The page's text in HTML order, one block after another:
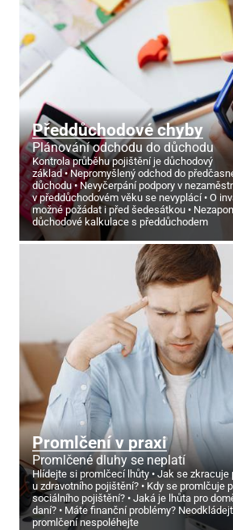
Předdůchodové chyby
Plánování odchodu do důchodu
Kontrola průběhu pojištění je důchodový
základ
Nepromyšlený odchod do
důchodu
Nevyčerpání podpory v
v předdůchodovém věku se nevyplácí
O
možné požádat i před šedesátkou
důchodové kalkulace s předdůchodem
Promlčení v praxi
Promlčené dluhy se neplatí
Hlídejte si promlčecí lhůty
Jak se zkracuje
u zdravotního pojištění?
Kdy se promlčuje
sociálního pojištění?
Jaká je lhůta pro
daní?
Máte finanční problémy?
promlčení nespoléhejte